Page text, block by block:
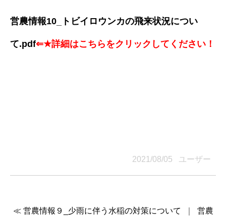
営農情報10_トビイロウンカの飛来状況につい
て.pdf⇐★詳細はこちらをクリックしてください！
2021/08/05 ユーザー
≪ 営農情報９_少雨に伴う水稲の対策について
営農